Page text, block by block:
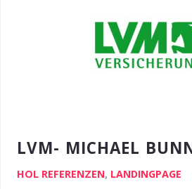
LVM- MICHAEL
HOL REFERENZEN, LANDINGPAGE